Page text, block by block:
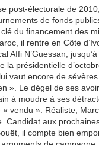
post-électorale de
de fonds
clé du financement des
il rentre en Côte
Affi N’Guessan,
la présidentielle
vaut encore de
». Le dégel de ses
à moudre à ses
vendu ». Réaliste,
Candidat aux
il compte bien